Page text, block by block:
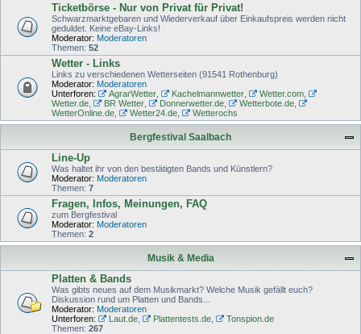
Ticketbörse - Nur von Privat für Privat!
Schwarzmarktgebaren und Wiederverkauf über Einkaufspreis werden nicht
geduldet. Keine eBay-Links!
Moderator: Moderatoren
Themen: 52
Wetter - Links
Links zu verschiedenen Wetterseiten (91541 Rothenburg)
Moderator: Moderatoren
Unterforen:
AgrarWetter, Kachelmannwetter, Wetter.com,
Wetter.de
BR Wetter, Donnerwetter.de, Wetterbote.de,
WetterOnline.de
Wetter24.de, Wetterochs
Bergfestival Saalbach
Line-Up
Was haltet ihr von den bestätigten Bands und Künstlern?
Moderator: Moderatoren
Themen: 7
Fragen, Infos, Meinungen, FAQ
zum Bergfestival
Moderator: Moderatoren
Themen: 2
Musik & Media
Platten & Bands
Was gibts neues auf dem Musikmarkt? Welche Musik gefällt euch?
Diskussion rund um Platten und Bands...
Moderator: Moderatoren
Unterforen:
Laut.de, Plattentests.de,
Tonspion.de
Themen: 267